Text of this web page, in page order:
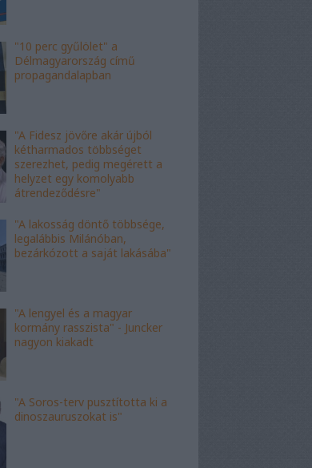
"10 perc gyűlölet" a
Délmagyarország című
propagandalapban
"A Fidesz jövőre akár újból
kétharmados többséget
szerezhet, pedig megérett a
helyzet egy komolyabb
átrendeződésre"
"A lakosság döntő többsége,
legalábbis Milánóban,
bezárkózott a saját lakásába"
"A lengyel és a magyar
kormány rasszista" - Juncker
nagyon kiakadt
"A Soros-terv pusztította ki a
dinoszauruszokat is"